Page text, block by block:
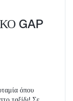
GAP
όπου